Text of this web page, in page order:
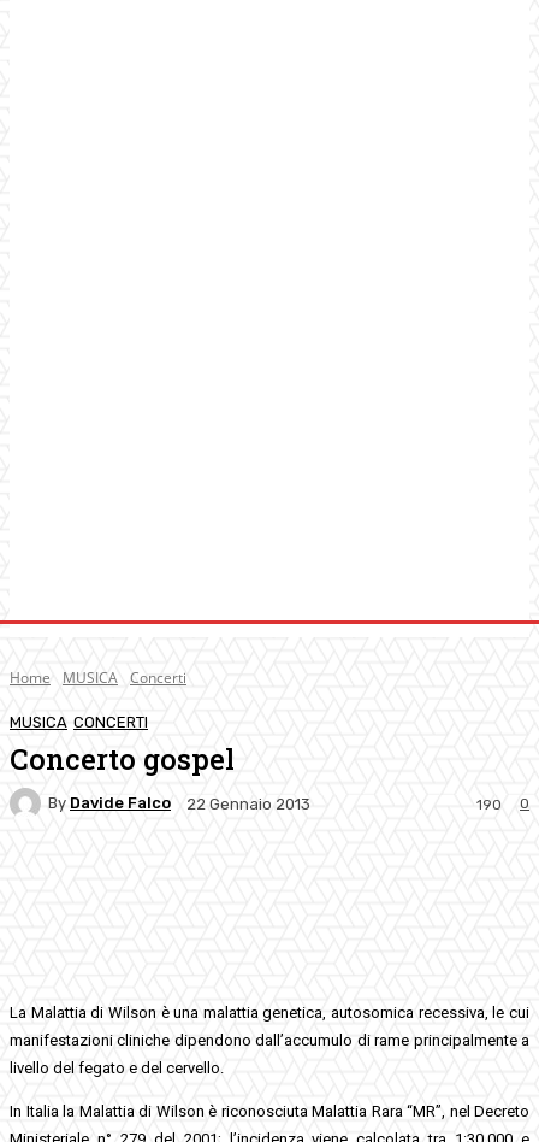
Home MUSICA Concerti
MUSICA CONCERTI
Concerto gospel
By Davide Falco 22 Gennaio 2013 0
190
La Malattia di Wilson è una malattia genetica, autosomica recessiva, le cui
manifestazioni cliniche dipendono dall’accumulo di rame principalmente a
livello del fegato e del cervello.
In Italia la Malattia di Wilson è riconosciuta Malattia Rara “MR”, nel Decreto